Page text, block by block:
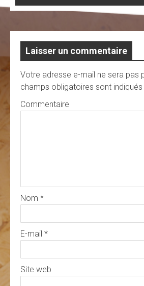
Laisser un commentaire
Votre adresse e-mail ne sera pas
champs obligatoires sont
Commentaire
Nom *
E-mail *
Site web